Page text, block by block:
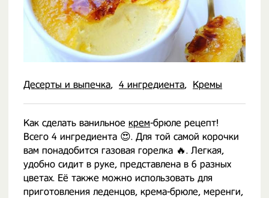
Десерты и выпечка 4 ингредиента Кремы
Как сделать ванильное крем-брюле рецепт!
Всего 4 ингредиента 😍. Для той самой корочки
вам понадобится газовая горелка 🔥. Легкая,
удобно сидит в руке, представлена в 6 разных
цветах. Её также можно использовать для
приготовления леденцов, крема-брюле, меренги,